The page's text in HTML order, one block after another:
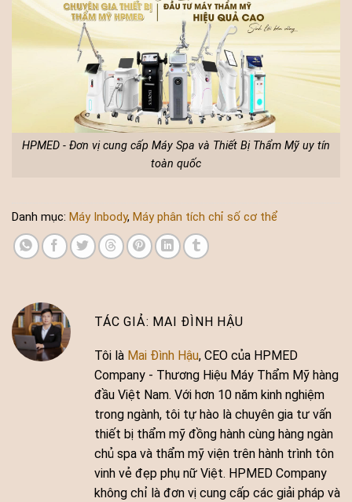
HPMED - Đơn vị cung cấp Máy Spa và Thiết Bị Thẩm Mỹ uy tín
toàn quốc
Danh mục: Máy Inbody, Máy phân tích chỉ số cơ thể
MAI ĐÌNH HẬU
Tôi là Mai Đình Hậu, CEO của HPMED
Company - Thương Hiệu Máy Thẩm Mỹ hàng
đầu Việt Nam. Với hơn 10 năm kinh nghiệm
trong ngành, tôi tự hào là chuyên gia tư vấn
thiết bị thẩm mỹ đồng hành cùng hàng ngàn
chủ spa và thẩm mỹ viện trên hành trình tôn
vinh vẻ đẹp phụ nữ Việt. HPMED Company
không chỉ là đơn vị cung cấp các giải pháp và